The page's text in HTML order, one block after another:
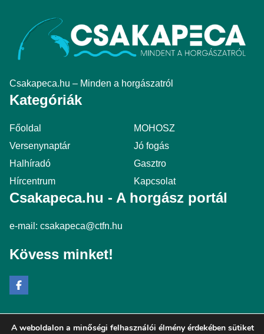
Csakapeca.hu – Minden a horgászatról
Kategóriák
Főoldal
MOHOSZ
Versenynaptár
Jó fogás
Halhíradó
Gasztro
Hírcentrum
Kapcsolat
Csakapeca.hu - A horgász portál
e-mail: csakapeca@ctfn.hu
Kövess minket!
A weboldalon a minőségi felhasználói élmény érdekében sütiket